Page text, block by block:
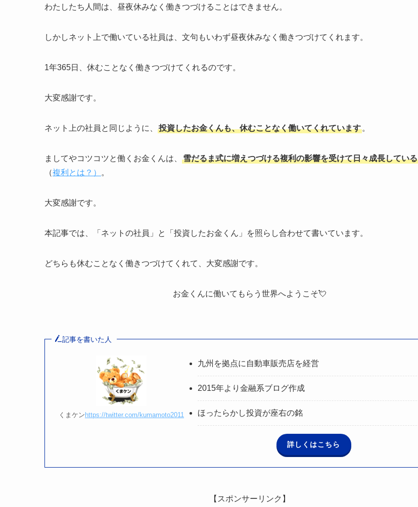
わたしたち人間は、昼夜休みなく働きつづけることはできません。
しかしネット上で働いている社員は、文句もいわず昼夜休みなく働きつづけてくれます。
1年365日、休むことなく働きつづけてくれるのです。
大変感謝です。
ネット上の社員と同じように、 投資したお金くんも、休むことなく働いてくれています 。
ましてやコツコツと働くお金くんは、 雪だるま式に増えつづける複利の影響を受けて日々成長している
（複利とは？） 。
大変感謝です。
本記事では、「ネットの社員」と「投資したお金くん」を照らし合わせて書いています。
どちらも休むことなく働きつづけてくれて、大変感謝です。
お金くんに働いてもらう世界へようこそ💘
記事を書いた人
くまケン https://twitter.com/kumamoto2011
九州を拠点に自動車販売店を経営
2015年より金融系ブログ作成
ほったらかし投資が座右の銘
詳しくはこちら
【スポンサーリンク】